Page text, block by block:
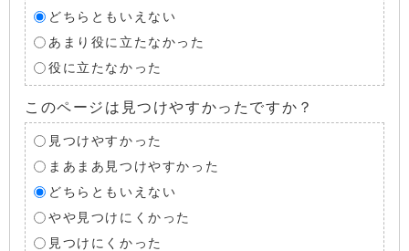
どちらともいえない
あまり役に立たなかった
役に立たなかった
このページは見つけやすかったですか？
見つけやすかった
まあまあ見つけやすかった
どちらともいえない
やや見つけにくかった
見つけにくかった